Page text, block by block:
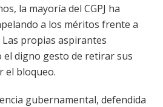
la mayoría del CGPJ ha
a los méritos frente a
propias aspirantes
el digno gesto de retirar sus
el bloqueo.
gubernamental, defendida